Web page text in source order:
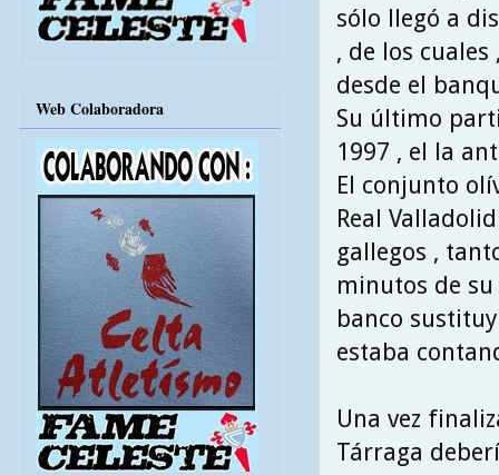
sólo llegó a
, de los
desde el
Su último
1997 , el la
El conjunto
Real
gallegos ,
minutos de
banco
estaba
Una vez
Tárraga
Web Colaboradora